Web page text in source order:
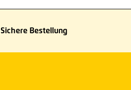
Sichere Bestellung